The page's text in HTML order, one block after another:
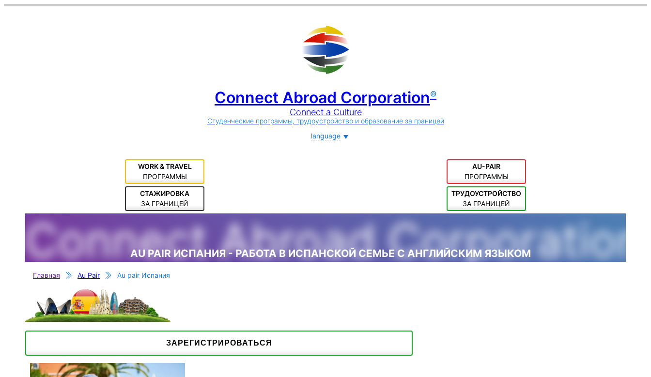
Connect Abroad Corporation®
Connect a Culture
Студенческие программы, трудоустройство и образование за границей
language
WORK & TRAVEL
ПРОГРАММЫ
AU-PAIR
ПРОГРАММЫ
СТАЖИРОВКА
ЗА ГРАНИЦЕЙ
ТРУДОУСТРОЙСТВО
ЗА ГРАНИЦЕЙ
Connect Abroad Corporation
AU PAIR ИСПАНИЯ - РАБОТА В ИСПАНСКОЙ СЕМЬЕ С АНГЛИЙСКИМ ЯЗЫКОМ
Главная Au Pair Au pair Испания
ЗАРЕГИСТРИРОВАТЬСЯ